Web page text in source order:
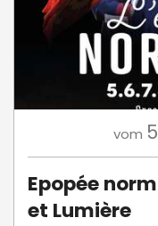
vom
Epopée
et Lumière